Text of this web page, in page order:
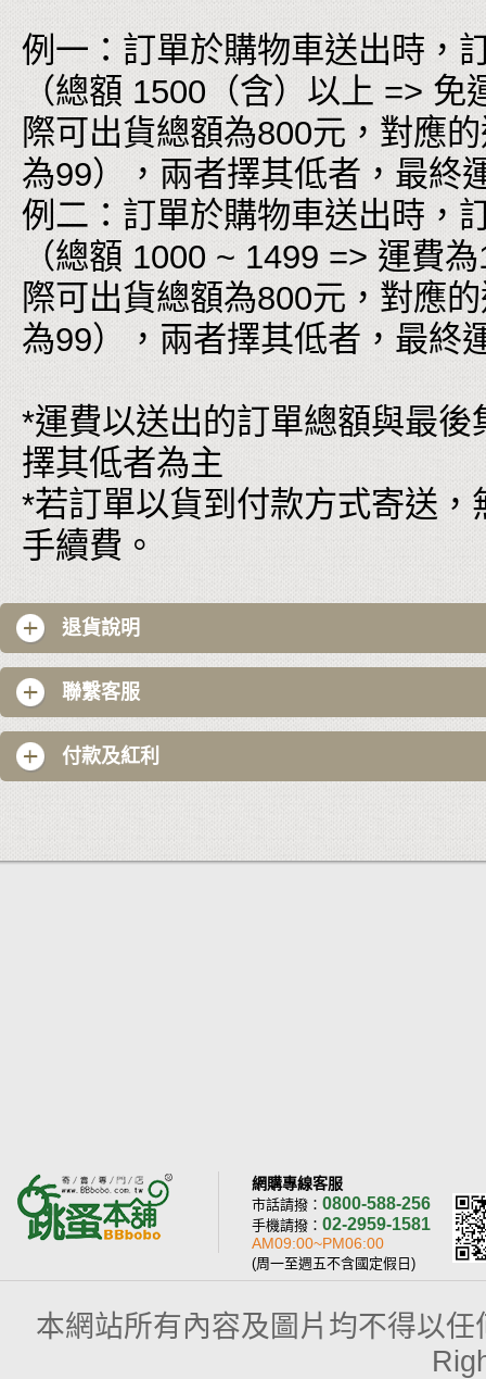
例一：訂單於購物車送出時，
（總額 1500（含）以上 =>
際可出貨總額為800元，對應
為99），兩者擇其低者，最終
例二：訂單於購物車送出時，
（總額 1000 ~ 1499 => 運費
際可出貨總額為800元，對應
為99），兩者擇其低者，最終
*運費以送出的訂單總額與最
擇其低者為主
*若訂單以貨到付款方式寄送
手續費。
退貨說明
聯繫客服
付款及紅利
網購專線客服
市話請撥： 0800-588-256
手機請撥： 02-2959-1581
AM09:00~PM06:00
(周一至週五不含國定假日)
本網站所有內容及圖片均不得以